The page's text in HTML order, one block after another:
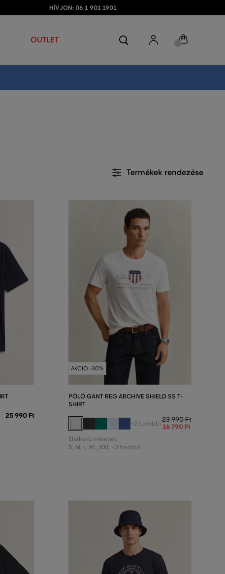
HÍVJON: 06 1 901 1901
OUTLET
Termékek rendezése
25 990 Ft
AKCIÓ -30%
PÓLÓ GANT REG ARCHIVE SHIELD SS T-
SHIRT
+2 további23 990 Ft
16 790 Ft
Elérhető méretek:
S, M, L, XL, XXL +3 további